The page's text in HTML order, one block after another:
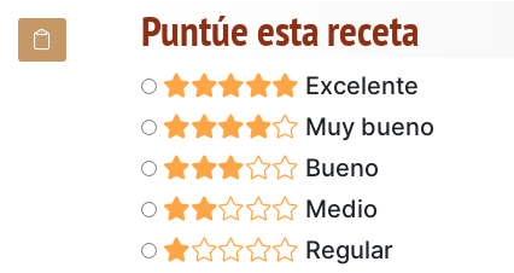
Puntúe esta receta
Excelente
Muy bueno
Bueno
Medio
Regular